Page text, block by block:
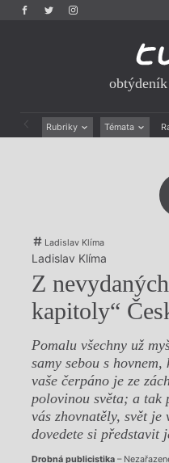
Rubriky Témata
Výroční ceny
Ladislav Klíma
Ladislav Klíma
Z
kapitoly“
Pomalu všechny už
samy sebou s
vaše čerpáno je ze
polovinou světa; a tak
vás zhovnatěly, svět je
dovedete si představit
Drobná publicistika–